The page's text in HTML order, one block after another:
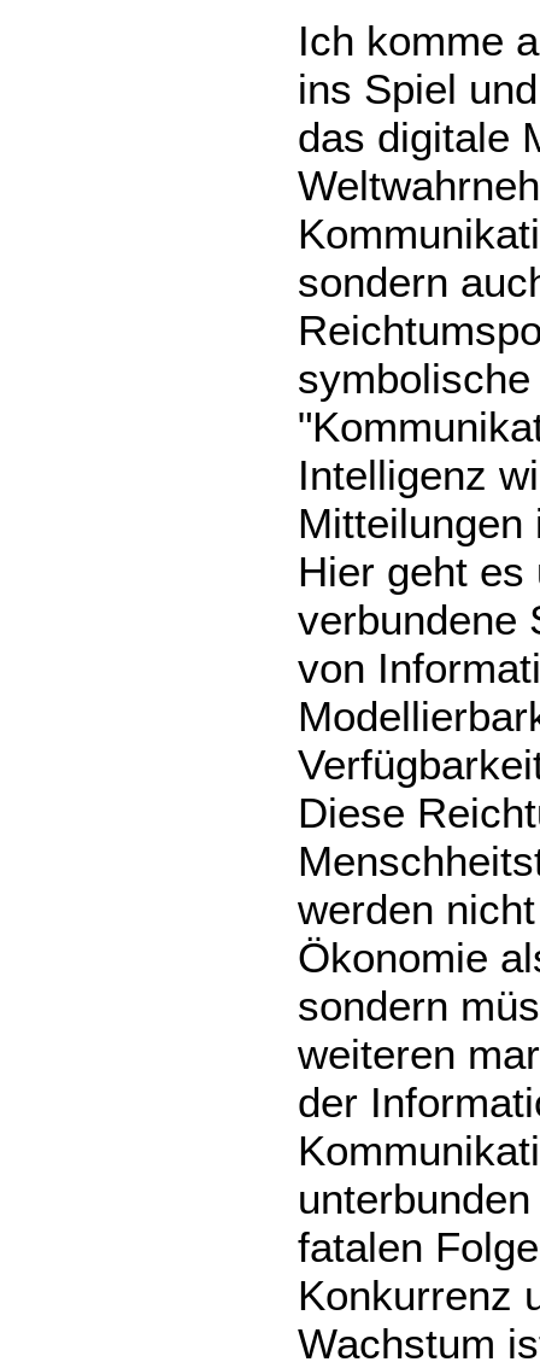
Ich komme
ins Spiel
das digitale
sondern
Intelligenz
Mitteilungen
Hier geht
verbundene
von
Diese
werden
Ökonomie
sondern
weiteren
der
fatalen
Konkurrenz
Wachstum